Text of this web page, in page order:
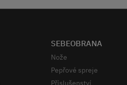
SEBEOBRANA
Nože
Pepřové spreje
Příslušenství